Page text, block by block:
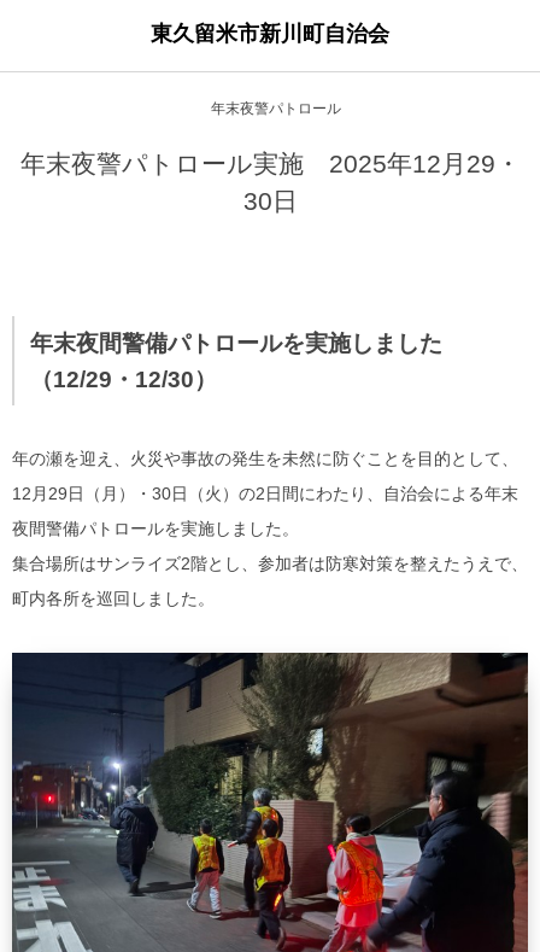
東久留米市新川町自治会
年末夜警パトロール
年末夜警パトロール実施 2025年12月29・
30日
年末夜間警備パトロールを実施しました
（12/29・12/30）
年の瀬を迎え、火災や事故の発生を未然に防ぐことを目的として、
12月29日（月）・30日（火）の2日間にわたり、自治会による年末
夜間警備パトロールを実施しました。
集合場所はサンライズ2階とし、参加者は防寒対策を整えたうえで、
町内各所を巡回しました。